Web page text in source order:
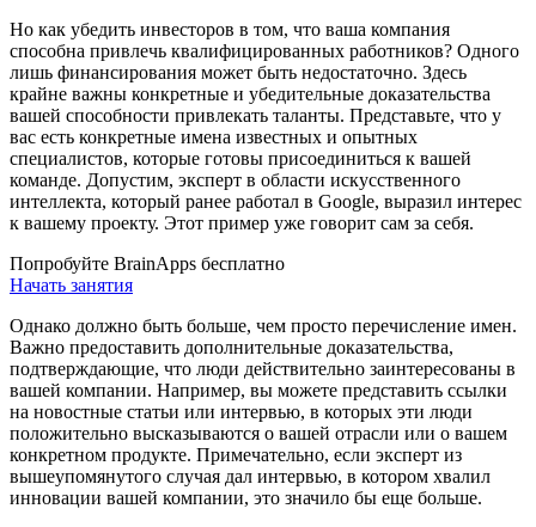
Но как убедить инвесторов в том, что ваша компания
способна привлечь квалифицированных работников? Одного
лишь финансирования может быть недостаточно. Здесь
крайне важны конкретные и убедительные доказательства
вашей способности привлекать таланты. Представьте, что у
вас есть конкретные имена известных и опытных
специалистов, которые готовы присоединиться к вашей
команде. Допустим, эксперт в области искусственного
интеллекта, который ранее работал в Google, выразил интерес
к вашему проекту. Этот пример уже говорит сам за себя.
Попробуйте BrainApps бесплатно
Начать занятия
Однако должно быть больше, чем просто перечисление имен.
Важно предоставить дополнительные доказательства,
подтверждающие, что люди действительно заинтересованы в
вашей компании. Например, вы можете представить ссылки
на новостные статьи или интервью, в которых эти люди
положительно высказываются о вашей отрасли или о вашем
конкретном продукте. Примечательно, если эксперт из
вышеупомянутого случая дал интервью, в котором хвалил
инновации вашей компании, это значило бы еще больше.